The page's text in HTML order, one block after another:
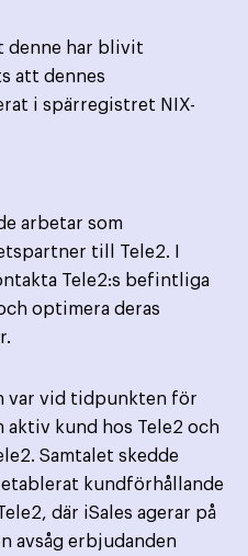
denne har blivit
att dennes
i spärregistret NIX-
arbetar som
till Tele2. I
Tele2:s befintliga
optimera deras
var vid tidpunkten för
aktiv kund hos Tele2 och
Samtalet skedde
kundförhållande
där iSales agerar på
avsåg erbjudanden